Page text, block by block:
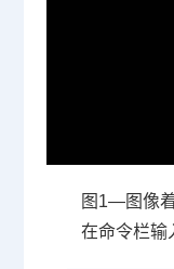
图 1—图像
在命令栏输